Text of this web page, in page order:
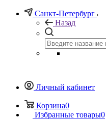
Санкт-Петербург
Назад
Личный кабинет
Корзина0
Избранные товары0